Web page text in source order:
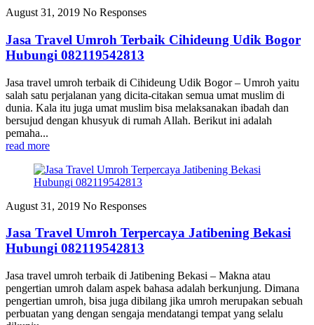
August 31, 2019 No Responses
Jasa Travel Umroh Terbaik Cihideung Udik Bogor
Hubungi 082119542813
Jasa travel umroh terbaik di Cihideung Udik Bogor – Umroh yaitu
salah satu perjalanan yang dicita-citakan semua umat muslim di
dunia. Kala itu juga umat muslim bisa melaksanakan ibadah dan
bersujud dengan khusyuk di rumah Allah. Berikut ini adalah
pemaha...
read more
August 31, 2019 No Responses
Jasa Travel Umroh Terpercaya Jatibening Bekasi
Hubungi 082119542813
Jasa travel umroh terbaik di Jatibening Bekasi – Makna atau
pengertian umroh dalam aspek bahasa adalah berkunjung. Dimana
pengertian umroh, bisa juga dibilang jika umroh merupakan sebuah
perbuatan yang dengan sengaja mendatangi tempat yang selalu